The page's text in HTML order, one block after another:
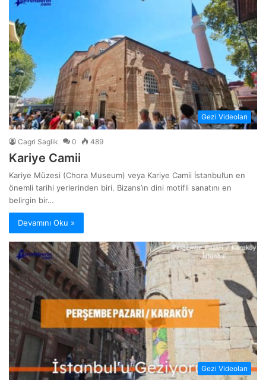
Gezi Videoları
Cagri Saglik 0 489
Kariye Camii
Kariye Müzesi (Chora Museum) veya Kariye Camii İstanbul’un en
önemli tarihi yerlerinden biri. Bizans’ın dini motifli sanatını en
belirgin bir…
Devamını Oku »
Gezi Videoları